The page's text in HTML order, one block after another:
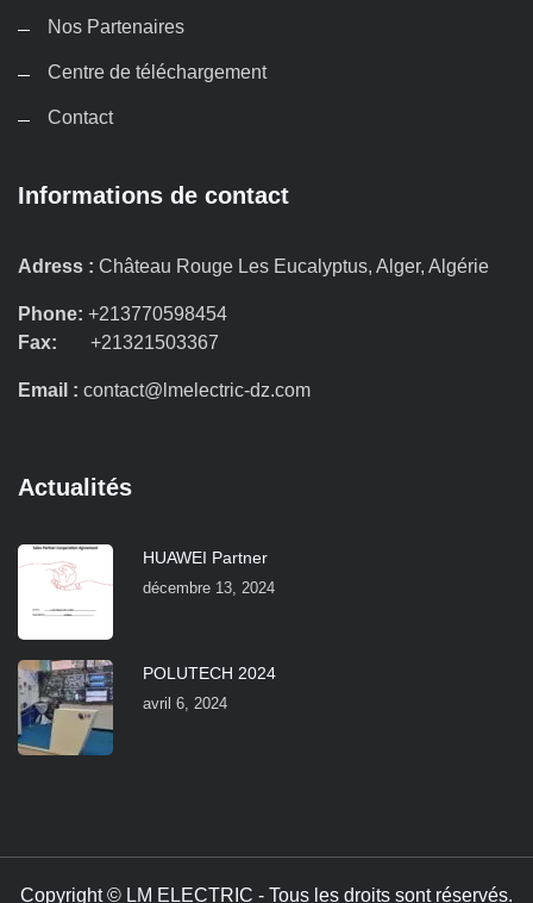
Nos Partenaires
Centre de téléchargement
Contact
Informations de contact
Adress : Château Rouge Les Eucalyptus, Alger, Algérie
Phone: +213770598454
Fax:
+21321503367
Email : contact@lmelectric-dz.com
Actualités
HUAWEI Partner
décembre 13, 2024
POLUTECH 2024
avril 6, 2024
Copyright © LM ELECTRIC - Tous les droits sont réservés.